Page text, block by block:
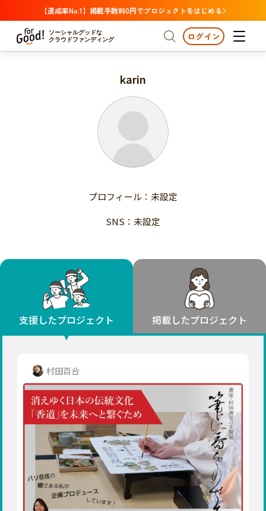
【達成率No.1】掲載手数料0円でプロジェクトをはじめる
ソーシャルグッドな
クラウドファンディング
プロジェクトからさがす 注目
支援金額が多い
支援人数が多い
終了日が近い
国際協力
子ども・教育
フード・農業
文化
環境・エシカル
人権・マイノリティ
社会貢献
地域からさがす 北海道・東北
北海道
秋田
山形
関東
茨城
栃木
支援金額が多い
終了日が近い
カテゴリーからさがす
医療・福祉
子ども・教育
人権・マイノリティ
北海道 青森 岩手 宮城
秋田
福島
茨城 栃木 群馬
千葉
東京
神奈川
新潟 富山
長野
岐阜 静岡 愛知
三重 滋賀 京都 大阪
兵庫
和歌山
島根 岡山 広島 山口
徳島 愛媛 高知
ログイン
karin
プロフィール：未設定
SNS：未設定
支援したプロジェクト 掲載したプロジェクト
村田百合